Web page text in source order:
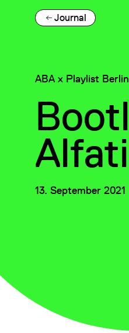
Journal
ABA x Playlist
13. September 2021